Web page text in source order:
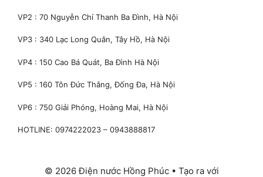
VP2 : 70 Nguyễn Chí Thanh Ba Đình, Hà Nội
VP3 : 340 Lạc Long Quân, Tây Hồ, Hà Nội
VP4 : 150 Cao Bá Quát, Ba Đình Hà Nội
VP5 : 160 Tôn Đức Thắng, Đống Đa, Hà Nội
VP6 : 750 Giải Phóng, Hoàng Mai, Hà Nội
HOTLINE: 0974222023 – 0943888817
© 2026 Điện nước Hồng Phúc• Tạo ra với